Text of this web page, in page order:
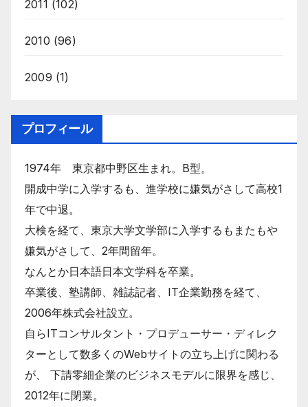
2011 (102)
2010 (96)
2009 (1)
プロフィール
1974年 東京都中野区生まれ。B型。
開成中学に入学するも、進学校に嫌気がさして高校1
年で中退。
大検を経て、東京大学文学部に入学するもまたもや
嫌気がさして、2年間留年。
なんとか日本語日本文学科を卒業。
卒業後、塾講師、雑誌記者、IT企業勤務を経て、
2006年株式会社設立。
自らITコンサルタント・プロデューサー・ディレク
ターとして数多くのWebサイトの立ち上げに関わる
が、 下請零細企業のビジネスモデルに限界を感じ、
2012年に閉業。